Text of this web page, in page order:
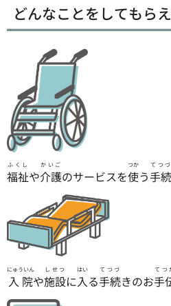
どんなことをしてもら
福祉
ふくし
や介護
かいご
のサービスを使
つか
う手続
てつづ
入院
にゅういん
や施設
しせつ
に入
はい
る手続
てつづ
きのお手
てつ